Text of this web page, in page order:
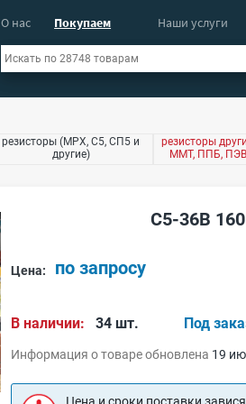
О нас Покупаем Наши услуги
резисторы (МРХ, С5, СП5 и
другие)
резисторы
ММТ, ППБ,
С5-36В
Цена: по запросу
В наличии: 34 шт. Под
Информация о товаре обновлена 19